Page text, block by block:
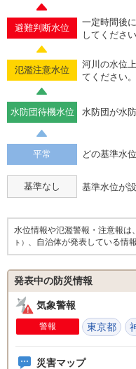
避難判断水位
一定時間後
してください
氾濫注意水位
河川の水位
てください。
水防団待機水位 水防団が水
平常 どの基準水
基準なし 基準水位が
水位情報や氾濫警報・注意報は、
ト） 、自治体が発表している情
発表中の防災情報
気象警報
警報 東京都
災害マップ